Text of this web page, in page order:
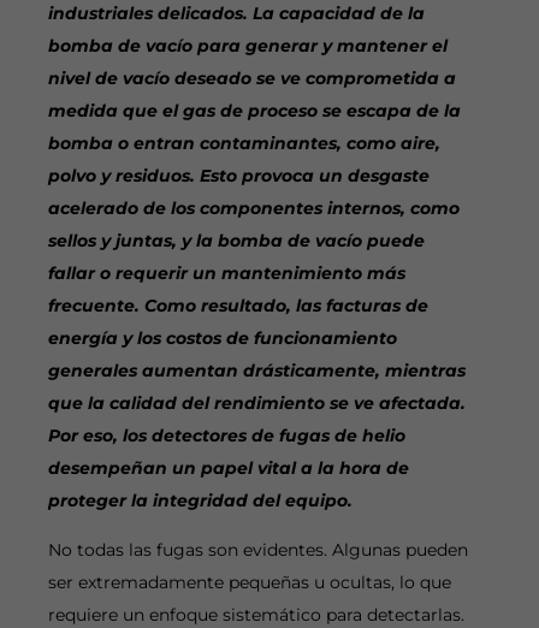
industriales delicados. La capacidad de la
bomba de vacío para generar y mantener el
nivel de vacío deseado se ve comprometida a
medida que el gas de proceso se escapa de la
bomba o entran contaminantes, como aire,
polvo y residuos. Esto provoca un desgaste
acelerado de los componentes internos, como
sellos y juntas, y la bomba de vacío puede
fallar o requerir un mantenimiento más
frecuente. Como resultado, las facturas de
energía y los costos de funcionamiento
generales aumentan drásticamente, mientras
que la calidad del rendimiento se ve afectada.
Por eso, los detectores de fugas de helio
desempeñan un papel vital a la hora de
proteger la integridad del equipo.
No todas las fugas son evidentes. Algunas pueden
ser extremadamente pequeñas u ocultas, lo que
requiere un enfoque sistemático para detectarlas.